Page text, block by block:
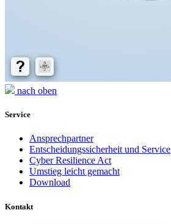
nach oben
Service
Ansprechpartner
Entscheidungssicherheit und Service
Cyber Resilience Act
Umstieg leicht gemacht
Download
Kontakt